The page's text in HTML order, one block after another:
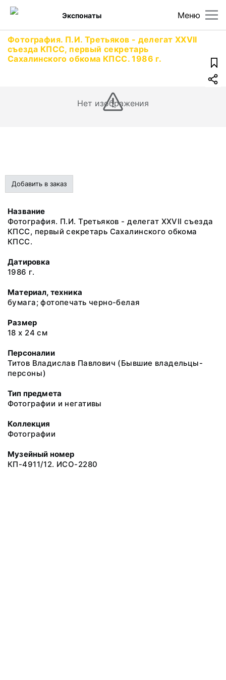
Меню
Экспонаты
Фотография. П.И. Третьяков - делегат XXVII
съезда КПСС, первый секретарь
Сахалинского обкома КПСС. 1986 г.
Нет изображения
Добавить в заказ
Название
Фотография. П.И. Третьяков - делегат XXVII съезда
КПСС, первый секретарь Сахалинского обкома
КПСС.
Датировка
1986 г.
Материал, техника
бумага; фотопечать черно-белая
Размер
18 х 24 см
Персоналии
Титов Владислав Павлович (Бывшие владельцы-
персоны)
Тип предмета
Фотографии и негативы
Коллекция
Фотографии
Музейный номер
КП-4911/12. ИСО-2280